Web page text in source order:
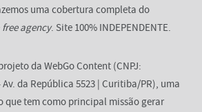
uma cobertura completa do
free agency. Site 100% INDEPENDENTE.
da WebGo Content (CNPJ:
Av. da República 5523 | Curitiba/PR), uma
que tem como principal missão gerar